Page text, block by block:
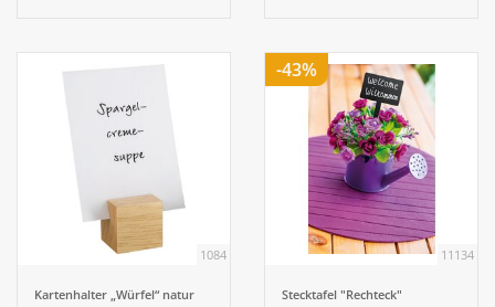
1084
Kartenhalter „Würfel“ natur
-43%
11134
Stecktafel "Rechteck"